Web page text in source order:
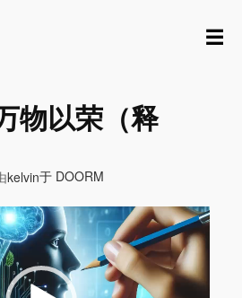
☰
物以荣（释
kelvin于 DOORM